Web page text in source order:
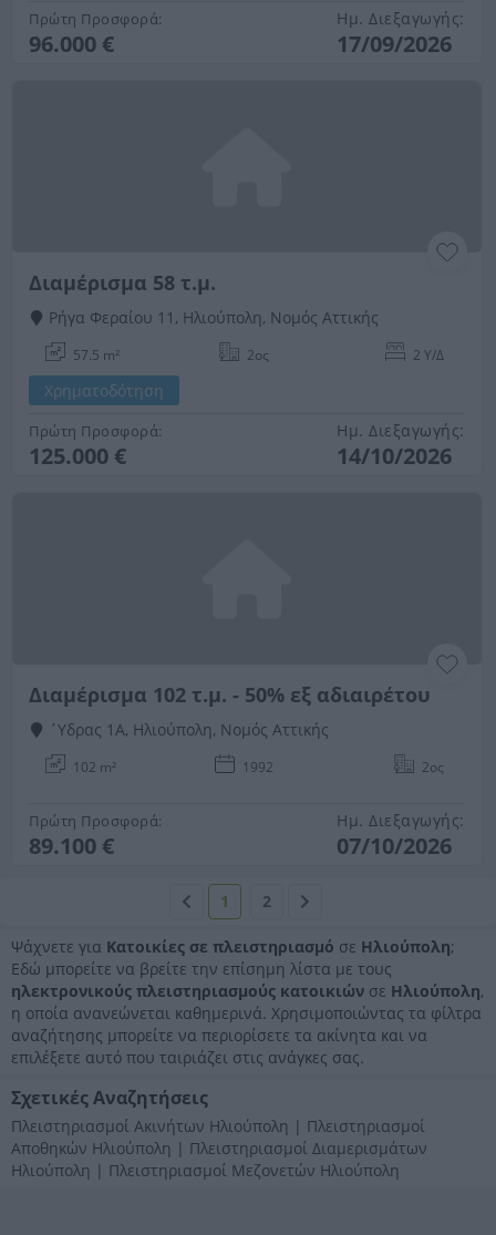
Πρώτη Προσφορά:
96.000 €
Ημ. Διεξαγωγής:
17/09/2026
Διαμέρισμα 58 τ.μ.
Ρήγα Φεραίου 11, Ηλιούπολη, Νομός Αττικής
57.5 m² 2ος 2 Υ/Δ
Χρηματοδότηση
Πρώτη Προσφορά:
125.000 €
Ημ. Διεξαγωγής:
14/10/2026
Διαμέρισμα 102 τ.μ. - 50% εξ αδιαιρέτου
΄Υδρας 1Α, Ηλιούπολη, Νομός Αττικής
102 m² 1992 2ος
Πρώτη Προσφορά:
89.100 €
Ημ. Διεξαγωγής:
07/10/2026
1 2
Ψάχνετε για Κατοικίες σε πλειστηριασμό σε Ηλιούπολη;
Εδώ μπορείτε να βρείτε την επίσημη λίστα με τους
ηλεκτρονικούς πλειστηριασμούς κατοικιών σε Ηλιούπολη,
η οποία ανανεώνεται καθημερινά. Χρησιμοποιώντας τα φίλτρα
αναζήτησης μπορείτε να περιορίσετε τα ακίνητα και να
επιλέξετε αυτό που ταιριάζει στις ανάγκες σας.
Σχετικές Αναζητήσεις
Πλειστηριασμοί Ακινήτων Ηλιούπολη | Πλειστηριασμοί
Αποθηκών Ηλιούπολη | Πλειστηριασμοί Διαμερισμάτων
Ηλιούπολη | Πλειστηριασμοί Μεζονετών Ηλιούπολη